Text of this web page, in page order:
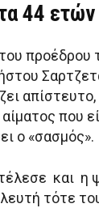
44 ετών
προέδρου
απίστευτο,
που
ο «σασμός».
και η
τότε